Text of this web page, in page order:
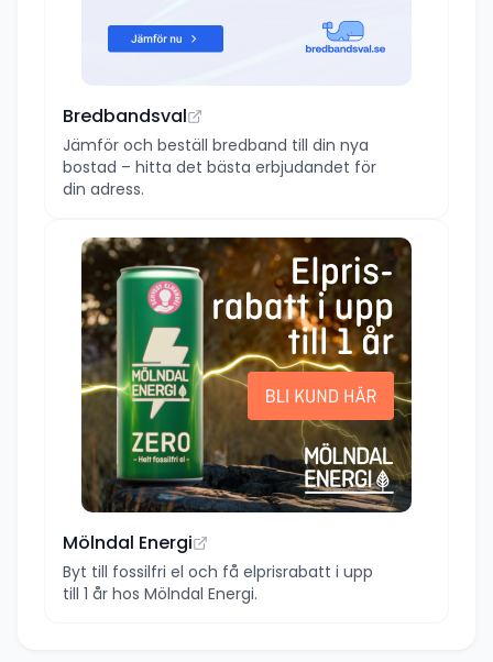
Bredbandsval
Jämför och beställ bredband till din nya
bostad – hitta det bästa erbjudandet för
din adress.
Mölndal Energi
Byt till fossilfri el och få elprisrabatt i upp
till 1 år hos Mölndal Energi.